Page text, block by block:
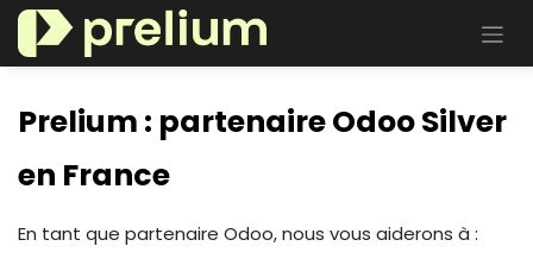
Se rendre au contenu
Prelium : partenaireOdoo Silver
en France
En tant que partenaire Odoo, nous vous aiderons à :